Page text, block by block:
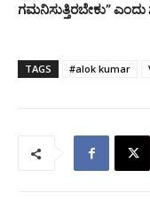
ಗಮನಿಸುತ್ತಿರಬೇಕು”
TAGS #alok kumar